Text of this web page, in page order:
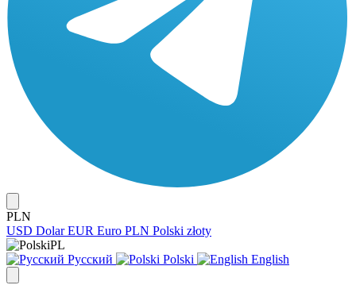
PLN
USD Dolar EUR Euro PLN Polski złoty
PL
Русский
Polski English